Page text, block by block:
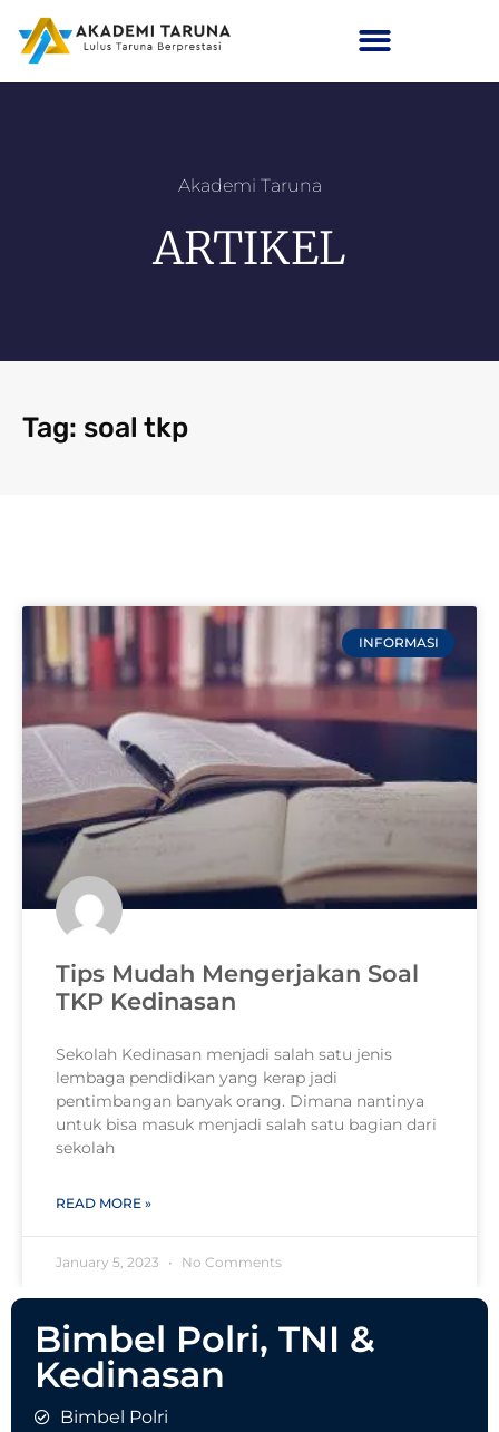
Akademi Taruna
ARTIKEL
Tag: soal tkp
INFORMASI
Tips Mudah Mengerjakan Soal
TKP Kedinasan
Sekolah Kedinasan menjadi salah satu jenis
lembaga pendidikan yang kerap jadi
pentimbangan banyak orang. Dimana nantinya
untuk bisa masuk menjadi salah satu bagian dari
sekolah
READ MORE »
January 5, 2023 No Comments
Bimbel Polri, TNI &
Kedinasan
Bimbel Polri